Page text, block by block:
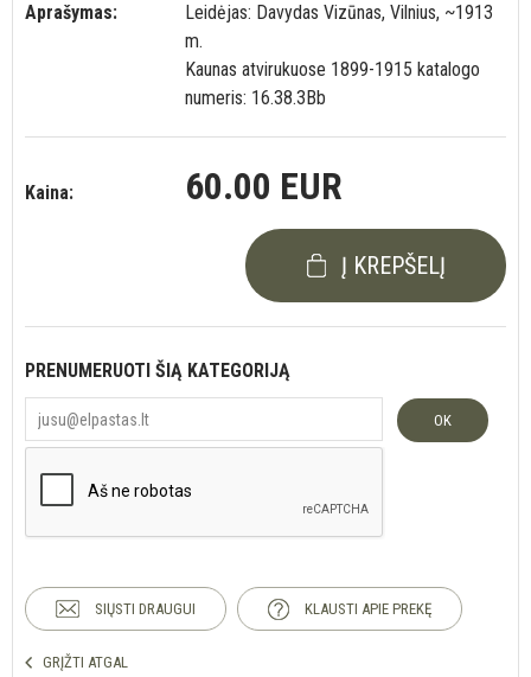
Aprašymas:
Leidėjas: Davydas Vizūnas, Vilnius, ~1913
m.
Kaunas atvirukuose 1899-1915 katalogo
numeris: 16.38.3Bb
Kaina: 60.00 EUR
Į KREPŠELĮ
PRENUMERUOTI ŠIĄ KATEGORIJĄ
OK
SIŲSTI DRAUGUI KLAUSTI APIE PREKĘ
GRĮŽTI ATGAL